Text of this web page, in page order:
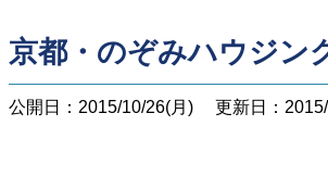
京都・のぞみハウジン
公開日：2015/10/26(月) 更新日：